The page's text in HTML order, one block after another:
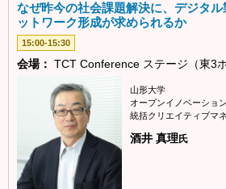
なぜ昨今の社会課題解決に、デジタ
ットワーク形成が求められるか
15:00-15:30
会場： TCT Conference ステージ（東3
山形大学
オープンイノベーショ
統括クリエイティブマ
酒井 真理氏